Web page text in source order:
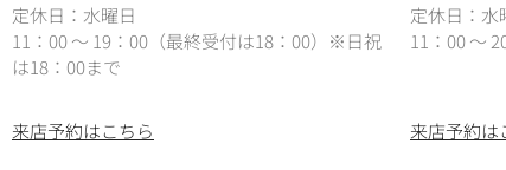
定休日：水曜日
11：00 ～ 19：00（最終受付は18：00）※日祝
は18：00まで
定休日：水
11：00 ～
来店予約はこちら 来店予約は